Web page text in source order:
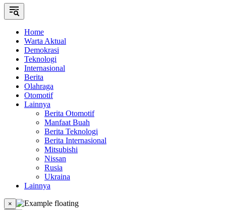
Home
Warta Aktual
Demokrasi
Teknologi
Internasional
Berita
Olahraga
Otomotif
Lainnya
Berita Otomotif
Manfaat Buah
Berita Teknologi
Berita Internasional
Mitsubishi
Nissan
Rusia
Ukraina
Lainnya
×